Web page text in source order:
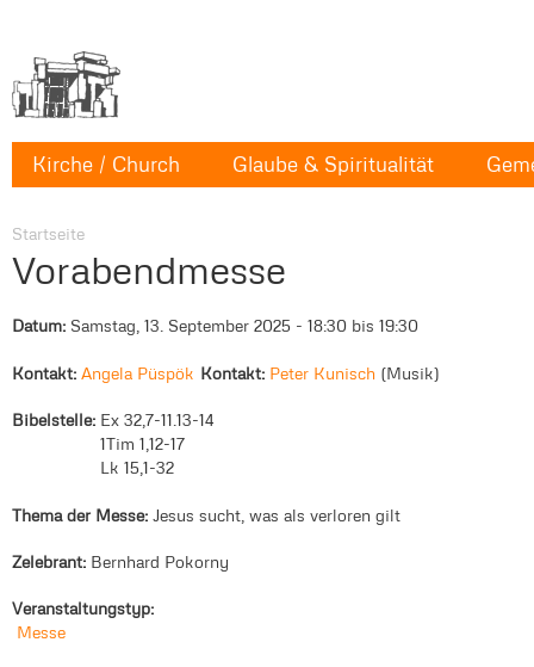
Kirche / Church Glaube & Spiritualität
Startseite
Vorabendmesse
Datum: Samstag, 13. September 2025 - 18:30 bis 19:30
Kontakt: Angela Püspök Kontakt: Peter Kunisch Musik
Bibelstelle: Ex 32,7-11.13-14
1Tim 1,12-17
Lk 15,1-32
Thema der Messe: Jesus sucht, was als verloren gilt
Zelebrant: Bernhard Pokorny
Veranstaltungstyp:
Messe